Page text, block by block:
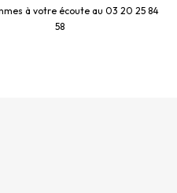
à votre écoute au 03 20 25 84
58